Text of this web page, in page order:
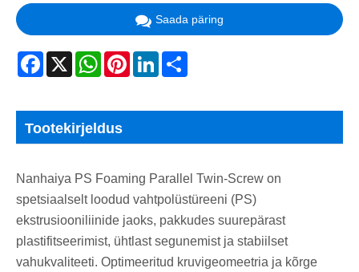
Saada päring
Facebook
X WhatsAppPinterestLinkedIn
Tootekirjeldus
Nanhaiya PS Foaming Parallel Twin-Screw on
spetsiaalselt loodud vahtpolüstüreeni (PS)
ekstrusiooniliinide jaoks, pakkudes suurepärast
plastifitseerimist, ühtlast segunemist ja stabiilset
vahukvaliteeti. Optimeeritud kruvigeomeetria ja kõrge